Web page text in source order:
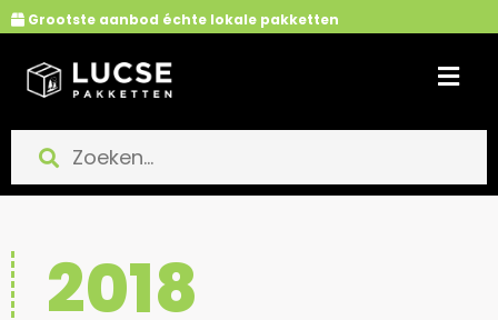
Ga
inhoud
Grootste aanbod échte lokale pakketten
2018